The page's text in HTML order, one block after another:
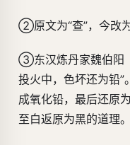
②原文为“查”，今改为
③东汉炼丹家魏伯阳
投火中，色坏还为铅
成氧化铅，最后还原
至白返原为黑的道理。